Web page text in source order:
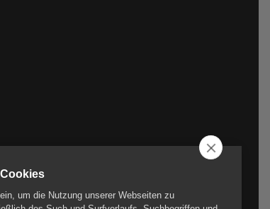
um die Nutzung unserer Webseiten zu